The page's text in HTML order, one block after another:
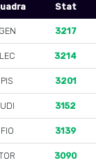
Stat
GEN 3217
LEC 3214
PIS 3201
UDI 3152
FIO 3139
3090